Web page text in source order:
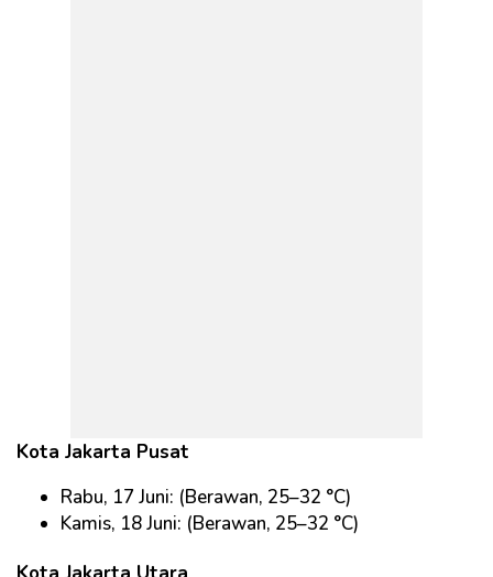
Kota Jakarta Pusat
Rabu, 17 Juni: (Berawan, 25–32 °C)
Kamis, 18 Juni: (Berawan, 25–32 °C)